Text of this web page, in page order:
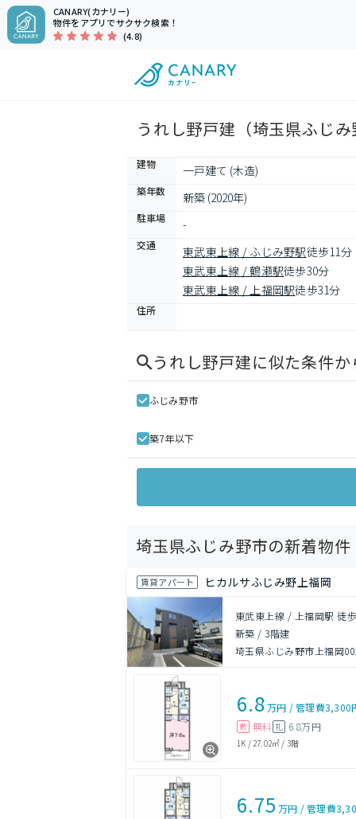
CANARY(カナリー)
物件をアプリでサクサク検索！
(4.8)
うれし野戸建（埼玉県ふじ
建物 一戸建て (木造)
築年数 新築 (2020年)
駐車場 -
交通 東武東上線 / ふじみ野駅徒歩11分
東武東上線 / 鶴瀬駅徒歩30分
東武東上線 / 上福岡駅徒歩31分
住所
うれし野戸建に似た条件か
ふじみ野市
築7年以下
埼玉県ふじみ野市の新着物件
賃貸アパート ヒカルサふじみ野上福岡
東武東上線 / 上福岡駅 徒
新築 / 3階建
埼玉県ふじみ野市上福岡
6.8万円 /管理費3,300
敷 無料 礼 6.8万円
1K / 27.02㎡ / 3階
6.75 万円 /管理費